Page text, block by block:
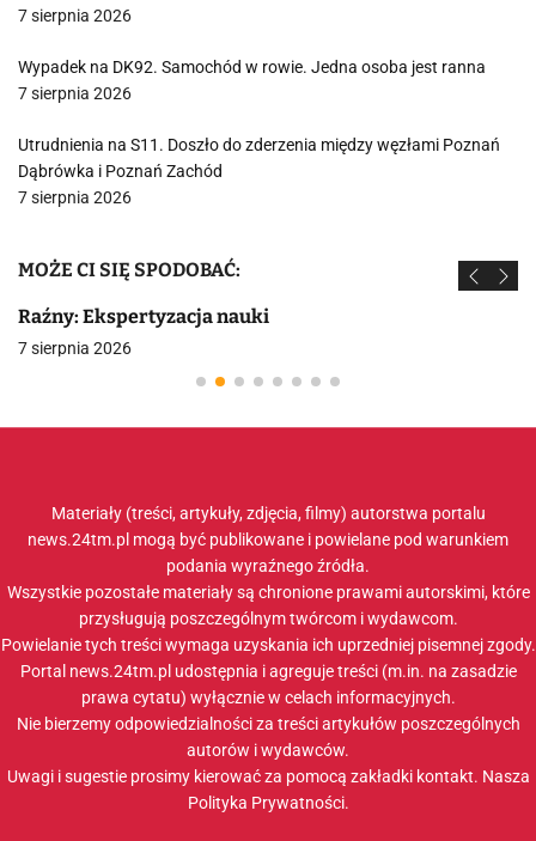
7 sierpnia 2026
Wypadek na DK92. Samochód w rowie. Jedna osoba jest ranna
7 sierpnia 2026
Utrudnienia na S11. Doszło do zderzenia między węzłami Poznań
Dąbrówka i Poznań Zachód
7 sierpnia 2026
MOŻE CI SIĘ SPODOBAĆ:
nauki
Materiały (treści, artykuły, zdjęcia, filmy) autorstwa portalu
news.24tm.pl mogą być publikowane i powielane pod warunkiem
podania wyraźnego źródła.
Wszystkie pozostałe materiały są chronione prawami autorskimi, które
przysługują poszczególnym twórcom i wydawcom.
Powielanie tych treści wymaga uzyskania ich uprzedniej pisemnej zgody.
Portal news.24tm.pl udostępnia i agreguje treści (m.in. na zasadzie
prawa cytatu) wyłącznie w celach informacyjnych.
Nie bierzemy odpowiedzialności za treści artykułów poszczególnych
autorów i wydawców.
Uwagi i sugestie prosimy kierować za pomocą zakładki kontakt. Nasza
Polityka Prywatności.